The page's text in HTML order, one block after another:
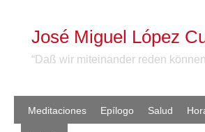
José Miguel López
“Daß wir miteinander reden
Meditaciones Epílogo Salud